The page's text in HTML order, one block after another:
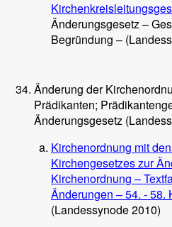
Änderungsgesetz –
Begründung –
Änderung der
Prädikanten;
Änderungsgesetz
Kirchenordnung mit
Kirchengesetzes zur
Kirchenordnung –
Änderungen – 54. - 58.
(Landessynode 2010)